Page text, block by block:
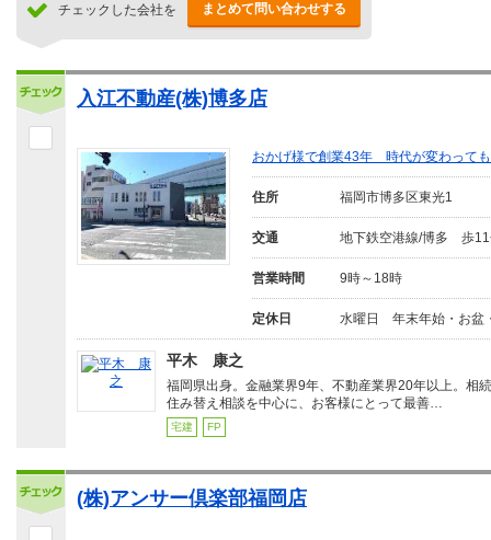
チェックした会社を まとめて問い合わせする
入江不動産(株)博多店
おかげ様で創業43年 時代が変わって
住所 福岡市博多区東光1
交通 地下鉄空港線/博多 歩
営業時間 9時～18時
定休日 水曜日 年末年始・お盆
平木 康之
福岡県出身。金融業界9年、不動産業界20年以上。相
住み替え相談を中心に、お客様にとって最善…
宅建 FP
(株)アンサー倶楽部福岡店